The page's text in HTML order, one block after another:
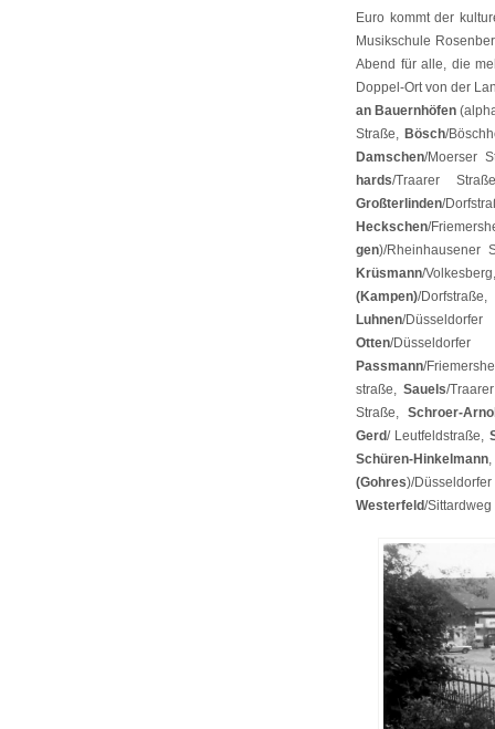
Euro kommt der
Musikschule
Abend für alle, die
Doppel-Ort von der
an Bauernhöfen
Straße, Bösch/
Damschen/Moerser
hards/Traarer
Großterlinden/
Heck­schen/­
gen)/Rheinhausener
Krüsmann/
(Kampen)/
Luhnen/
Otten/
Passmann/
straße, Sauels/
Straße, Schroer-
Gerd/ Leutfeldstraße,
Schüren-Hinkelmann
(Gohres)/
Westerfeld/